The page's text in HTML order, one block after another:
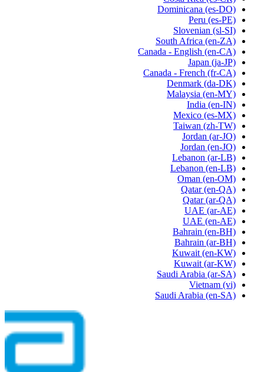
Dominicana (es-DO)
Peru (es-PE)
Slovenian (sl-SI)
South Africa (en-ZA)
Canada - English (en-CA)
Japan (ja-JP)
Canada - French (fr-CA)
Denmark (da-DK)
Malaysia (en-MY)
India (en-IN)
Mexico (es-MX)
Taiwan (zh-TW)
Jordan (ar-JO)
Jordan (en-JO)
Lebanon (ar-LB)
Lebanon (en-LB)
Oman (en-OM)
Qatar (en-QA)
Qatar (ar-QA)
UAE (ar-AE)
UAE (en-AE)
Bahrain (en-BH)
Bahrain (ar-BH)
Kuwait (en-KW)
Kuwait (ar-KW)
Saudi Arabia (ar-SA)
Vietnam (vi)
Saudi Arabia (en-SA)